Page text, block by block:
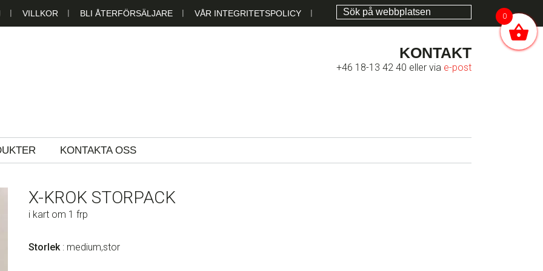
VILLKOR BLI ÅTERFÖRSÄLJARE VÅR INTEGRITETSPOLICY
AB
KONTAKT
+46 18-13 42 40 eller via e-post
KONTAKTA OSS
X-KROK STORPACK
i kart om 1 frp
Storlek: medium,stor
0